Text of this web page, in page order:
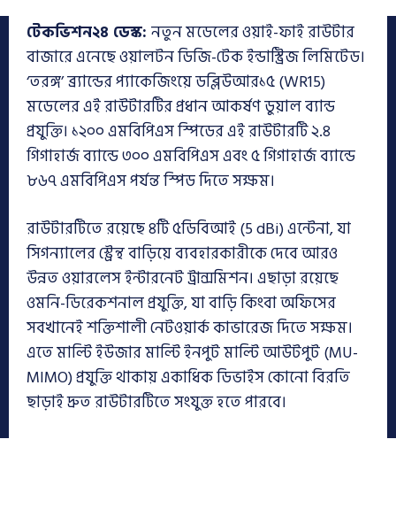
টেকভিশন২৪ ডেস্ক: নতুন মডেলের ওয়াই-ফাই রাউটার
বাজারে এনেছে ওয়ালটন ডিজি-টেক ইন্ডাস্ট্রিজ লিমিটেড।
‘তরঙ্গ’ ব্র্যান্ডের প্যাকেজিংয়ে ডব্লিউআর১৫ (WR15)
মডেলের এই রাউটারটির প্রধান আকর্ষণ ডুয়াল ব্যান্ড
প্রযুক্তি। ১২০০ এমবিপিএস স্পিডের এই রাউটারটি ২.৪
গিগাহার্জ ব্যান্ডে ৩০০ এমবিপিএস এবং ৫ গিগাহার্জ ব্যান্ডে
৮৬৭ এমবিপিএস পর্যন্ত স্পিড দিতে সক্ষম।
রাউটারটিতে রয়েছে ৪টি ৫ডিবিআই (5 dBi) এন্টেনা, যা
সিগন্যালের স্ট্রেন্থ বাড়িয়ে ব্যবহারকারীকে দেবে আরও
উন্নত ওয়ারলেস ইন্টারনেট ট্রান্সমিশন। এছাড়া রয়েছে
ওমনি-ডিরেকশনাল প্রযুক্তি, যা বাড়ি কিংবা অফিসের
সবখানেই শক্তিশালী নেটওয়ার্ক কাভারেজ দিতে সক্ষম।
এতে মাল্টি ইউজার মাল্টি ইনপুট মাল্টি আউটপুট (MU-
MIMO) প্রযুক্তি থাকায় একাধিক ডিভাইস কোনো বিরতি
ছাড়াই দ্রুত রাউটারটিতে সংযুক্ত হতে পারবে।